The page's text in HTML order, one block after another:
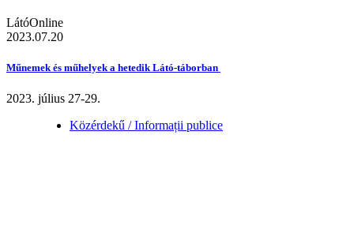
LátóOnline
2023.07.20
Műnemek és műhelyek a hetedik Látó-táborban
2023. július 27-29.
Közérdekű / Informații publice